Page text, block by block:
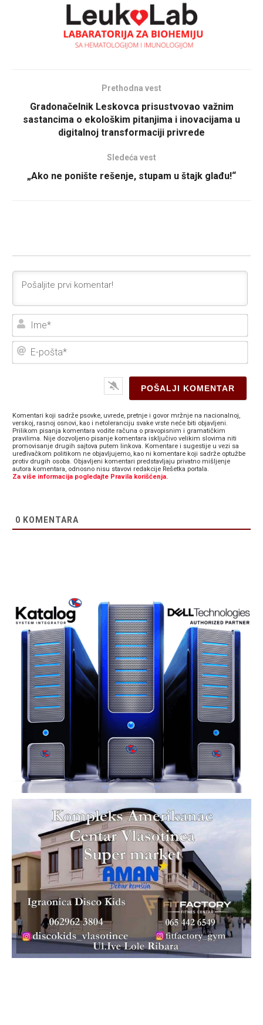
Prethodna vest
Gradonačelnik Leskovca prisustvovao važnim
sastancima o ekološkim pitanjima i inovacijama u
digitalnoj transformaciji privrede
Sledeća vest
„Ako ne ponište rešenje, stupam u štajk glađu!“
E-
Komentari koji sadrže psovke, uvrede, pretnje i govor mržnje na nacionalnoj,
verskoj, rasnoj osnovi, kao i netoleranciju svake vrste neće biti objavljeni.
Prilikom pisanja komentara vodite računa o pravopisnim i gramatičkim
pravilima. Nije dozvoljeno pisanje komentara isključivo velikim slovima niti
promovisanje drugih sajtova putem linkova. Komentare i sugestije u vezi sa
uređivačkom politikom ne objavljujemo, kao ni komentare koji sadrže optužbe
protiv drugih osoba. Objavljeni komentari predstavljaju privatno mišljenje
autora komentara, odnosno nisu stavovi redakcije Rešetka portala.
Za više informacija pogledajte Pravila korišćenja.
0 KOMENTARA